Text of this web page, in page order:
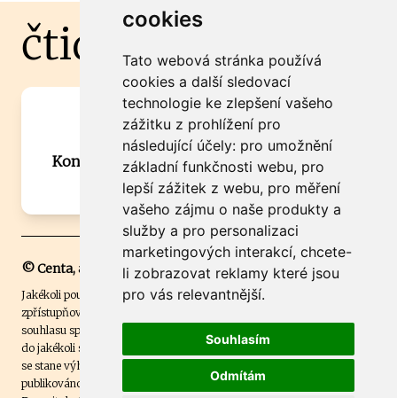
cookies
Tato webová stránka používá
cookies a další sledovací
technologie ke zlepšení vašeho
zážitku z prohlížení pro
následující účely: pro umožnění
základní funkčnosti webu, pro
lepší zážitek z webu, pro měření
vašeho zájmu o naše produkty a
služby a pro personalizaci
marketingových interakcí, chcete-
li zobrazovat reklamy které jsou
pro vás relevantnější.
Souhlasím
Odmítám
čtidoma.cz
Máte zajímavou informaci? Chcete
spolupracovat?
Kontaktujte šéfredaktora Martina Chalupu:
chalupa@ctidoma.cz
© Centa, a.s.
Jakékoli použití obsahu včetně převzetí, šíření či dalšího užití a
zpřístupňování textových či obrazových materiálů bez písemného
souhlasu společnosti Centa,a.s. je zakázáno. Čtenář svým přihlášením
do jakékoli soutěže na našem webu dává souhlas s tím, že v případě, že
se stane výhercem této soutěže, může být jeho jméno na webu
publikováno. Centa, a.s. využívala licenci ČTK a využívá fotografie z